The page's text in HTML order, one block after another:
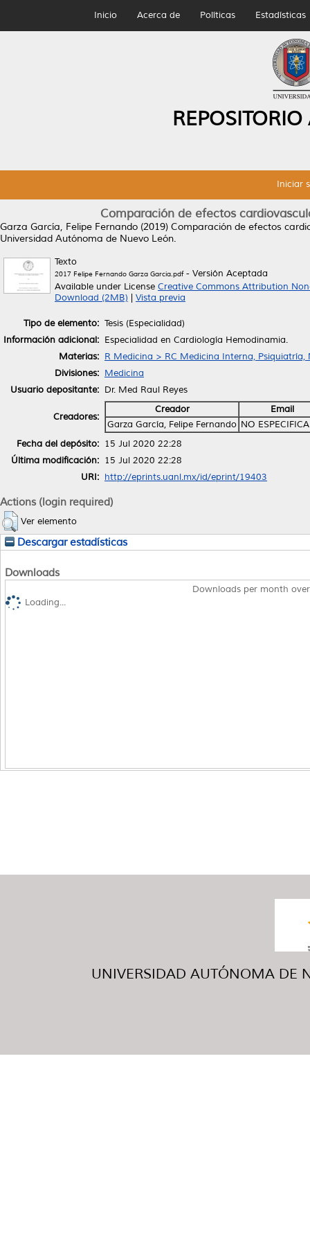
Inicio Acerca de Políticas Estadísticas
Iniciar
Comparación de efectos
Garza García, Felipe Fernando (2019) Comparación de efectos
Universidad Autónoma de Nuevo León.
Texto
2017 Felipe Fernando Garza Garcia.pdf- Versión Aceptada
Available under License Creative Commons Attribution
Download (2MB)
Vista previa
Tipo de elemento: Tesis (Especialidad)
Información adicional: Especialidad en Cardiología Hemodinamia.
Materias: R Medicina > RC Medicina Interna, Psiquiatría,
Divisiones: Medicina
Usuario depositante: Dr. Med Raul Reyes
Creadores:
Creador
Email
Garza García, Felipe Fernando NO
Fecha del depósito: 15 Jul 2020 22:28
Última modificación: 15 Jul 2020 22:28
URI: http://eprints.uanl.mx/id/eprint/19403
Actions (login required)
Ver elemento
Descargar estadísticas
Downloads
Downloads per month
Loading...
UNIVERSIDAD AUTÓNOMA DE